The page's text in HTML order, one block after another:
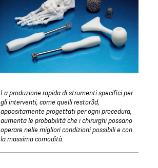
La produzione rapida di strumenti specifici per
gli interventi, come quelli restor3d,
appositamente progettati per ogni procedura,
aumenta le probabilità che i chirurghi possano
operare nelle migliori condizioni possibili e con
la massima comodità.